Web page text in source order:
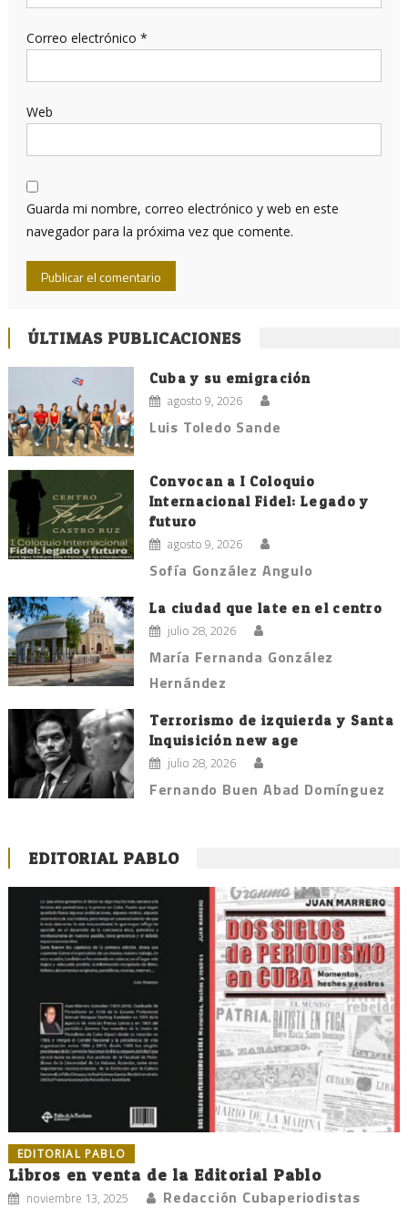
Correo electrónico *
Web
Guarda mi nombre, correo electrónico y web en este
navegador para la próxima vez que comente.
ÚLTIMAS PUBLICACIONES
Cuba y su emigración
agosto 9, 2026
Luis Toledo Sande
Convocan a I Coloquio
Internacional Fidel: Legado y
futuro
agosto 9, 2026
Sofía González Angulo
La ciudad que late en el centro
julio 28, 2026
María Fernanda González
Hernández
Terrorismo de izquierda y Santa
Inquisición new age
julio 28, 2026
Fernando Buen Abad Domínguez
EDITORIAL PABLO
EDITORIAL PABLO
Libros en venta de la Editorial Pablo
noviembre 13, 2025 Redacción Cubaperiodistas